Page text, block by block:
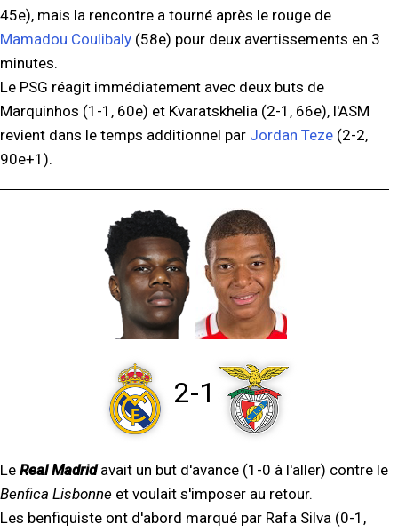
45e), mais la rencontre a tourné après le rouge de
Mamadou Coulibaly (58e) pour deux avertissements en 3
minutes.
Le PSG réagit immédiatement avec deux buts de
Marquinhos (1-1, 60e) et Kvaratskhelia (2-1, 66e), l'ASM
revient dans le temps additionnel par Jordan Teze (2-2,
90e+1).
2-1
Le Real Madridavait un but d'avance (1-0 à l'aller) contre le
Benfica Lisbonne et voulait s'imposer au retour.
Les benfiquiste ont d'abord marqué par Rafa Silva (0-1,